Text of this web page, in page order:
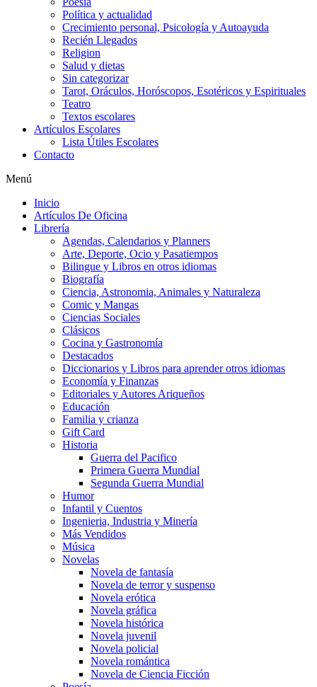
Política y actualidad
Crecimiento personal, Psicología y Autoayuda
Recién Llegados
Religion
Salud y dietas
Sin categorizar
Tarot, Oráculos, Horóscopos, Esotéricos y Espirituales
Teatro
Textos escolares
Artículos Escolares
Lista Útiles Escolares
Contacto
Menú
Inicio
Artículos De Oficina
Librería
Agendas, Calendarios y Planners
Arte, Deporte, Ocio y Pasatiempos
Bilingue y Libros en otros idiomas
Biografía
Ciencia, Astronomia, Animales y Naturaleza
Comic y Mangas
Ciencias Sociales
Clásicos
Cocina y Gastronomía
Destacados
Diccionarios y Libros para aprender otros idiomas
Economía y Finanzas
Editoriales y Autores Ariqueños
Educación
Familia y crianza
Gift Card
Historia
Guerra del Pacifico
Primera Guerra Mundial
Segunda Guerra Mundial
Humor
Infantil y Cuentos
Ingenieria, Industria y Minería
Más Vendidos
Música
Novelas
Novela de fantasía
Novela de terror y suspenso
Novela erótica
Novela gráfica
Novela histórica
Novela juvenil
Novela policial
Novela romántica
Novela de Ciencia Ficción